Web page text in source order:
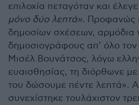
επιλοχία πεταγόταν και έλεγε
μόνο δύο λεπτά». Προφανώς
δημοσίων σχέσεων, αρμόδια
δημοσιογράφους απ’ όλο
Μισέλ Βουνάτσος, λόγω
ευαισθησίας, τη διόρθωνε
του δώσουμε πέντε λεπτά».
συνεχίστηκε τουλάχιστον